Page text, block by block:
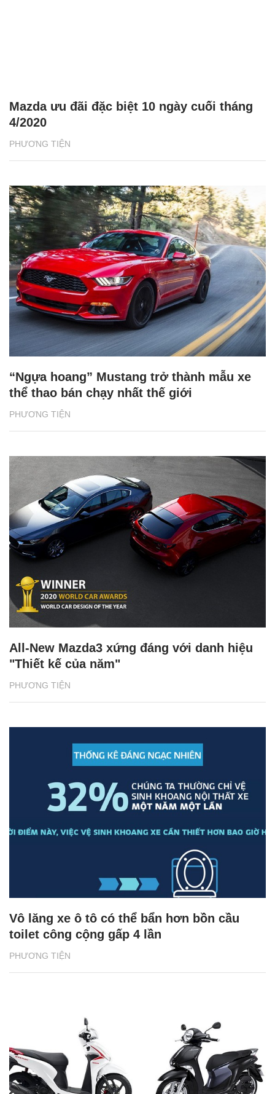
PHƯƠNG TIỆN
Mazda ưu đãi đặc biệt 10 ngày cuối tháng
4/2020
PHƯƠNG TIỆN
“Ngựa hoang” Mustang trở thành mẫu xe
thể thao bán chạy nhất thế giới
PHƯƠNG TIỆN
All-New Mazda3 xứng đáng với danh hiệu
"Thiết kế của năm"
PHƯƠNG TIỆN
Vô lăng xe ô tô có thể bẩn hơn bồn cầu
toilet công cộng gấp 4 lần